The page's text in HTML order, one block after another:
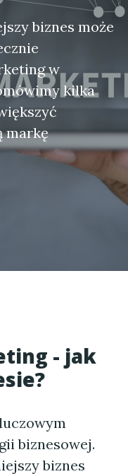
biznes może
w
kilka
markę
- jak
biznesowej.
biznes